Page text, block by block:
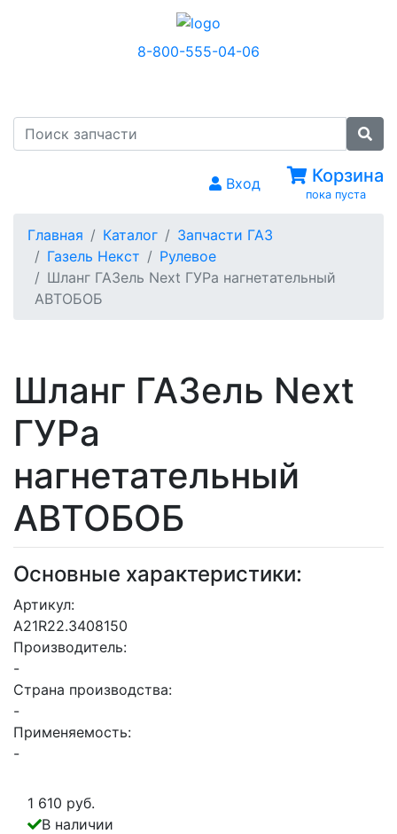
8-800-555-04-06
Вход Корзина
пока пуста
Главная Каталог
Запчасти ГАЗ
Газель Некст
Рулевое
Шланг ГАЗель Next ГУРа нагнетательный
АВТОБОБ
Шланг ГАЗель Next
ГУРа
нагнетательный
АВТОБОБ
Основные характеристики:
Артикул:
А21R22.3408150
Производитель:
-
Страна производства:
-
Применяемость:
-
1 610 руб.
В наличии